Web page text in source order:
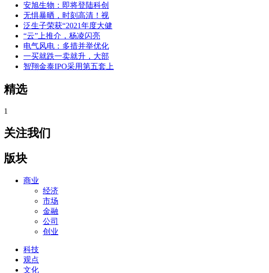
安旭生物：即将登陆科创
无惧暴晒，时刻高清！视
泛生子荣获“2021年度大健
“云”上推介，杨凌闪亮
电气风电：多措并举优化
一买就跌一卖就升，大部
智翔金泰IPO采用第五套上
精选
1
关注我们
版块
商业
经济
市场
金融
公司
创业
科技
观点
文化